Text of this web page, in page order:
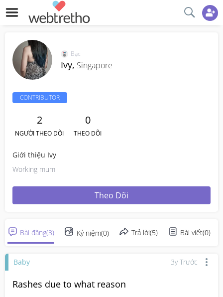
Bạc
Ivy, Singapore
CONTRIBUTOR
2
NGƯỜI THEO DÕI
0
THEO DÕI
Giới thiệu Ivy
Working mum
Theo Dõi
Bài đăng(3) Kỷ niệm(0) Trả lời(5) Bài viết(0)
Baby 3y Trước
Rashes due to what reason